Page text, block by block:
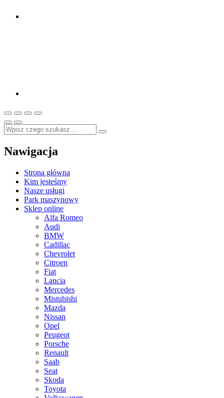
Nawigacja
Strona główna
Kim jesteśmy
Nasze usługi
Park maszynowy
Sklep online
Alfa Romeo
Audi
BMW
Cadillac
Chevrolet
Citroen
Fiat
Lancia
Mercedes
Mistubishi
Mazda
Nissan
Opel
Peugeot
Porsche
Renault
Saab
Seat
Skoda
Toyota